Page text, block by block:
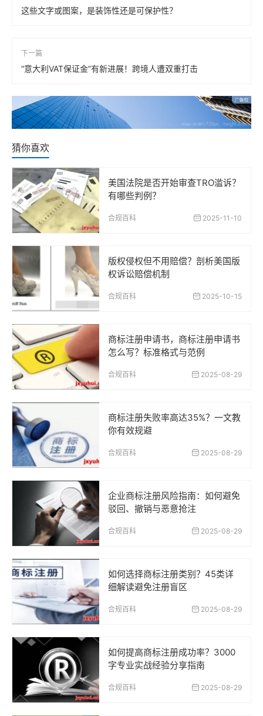
这些文字或图案，是装饰性还是可保护性？
下一篇
“意大利VAT保证金”有新进展！跨境人遭双重打击
猜你喜欢
美国法院是否开始审查TRO滥诉？
有哪些判例？
合规百科 2025-11-10
版权侵权但不用赔偿？剖析美国版
权诉讼赔偿机制
合规百科 2025-10-15
商标注册申请书，商标注册申请书
怎么写？标准格式与范例
合规百科 2025-08-29
商标注册失败率高达35%？一文教
你有效规避
合规百科 2025-08-29
企业商标注册风险指南：如何避免
驳回、撤销与恶意抢注
合规百科 2025-08-29
如何选择商标注册类别？45类详
细解读避免注册盲区
合规百科 2025-08-29
如何提高商标注册成功率？3000
字专业实战经验分享指南
合规百科 2025-08-29